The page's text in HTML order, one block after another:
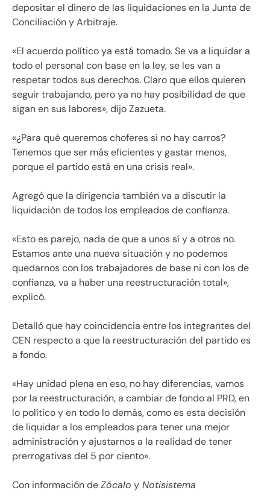
depositar el dinero de las liquidaciones en la Junta de
Conciliación y Arbitraje.
«El acuerdo político ya está tomado. Se va a liquidar a
todo el personal con base en la ley, se les van a
respetar todos sus derechos. Claro que ellos quieren
seguir trabajando, pero ya no hay posibilidad de que
sigan en sus labores», dijo Zazueta.
«¿Para qué queremos choferes si no hay carros?
Tenemos que ser más eficientes y gastar menos,
porque el partido está en una crisis real».
Agregó que la dirigencia también va a discutir la
liquidación de todos los empleados de confianza.
«Esto es parejo, nada de que a unos sí y a otros no.
Estamos ante una nueva situación y no podemos
quedarnos con los trabajadores de base ni con los de
confianza, va a haber una reestructuración total»,
explicó.
Detalló que hay coincidencia entre los integrantes del
CEN respecto a que la reestructuración del partido es
a fondo.
«Hay unidad plena en eso, no hay diferencias, vamos
por la reestructuración, a cambiar de fondo al PRD, en
lo político y en todo lo demás, como es esta decisión
de liquidar a los empleados para tener una mejor
administración y ajustarnos a la realidad de tener
prerrogativas del 5 por ciento».
Con información deZócalo y Notisistema